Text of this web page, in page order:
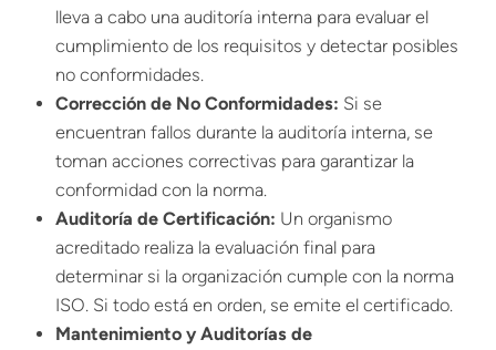
lleva a cabo una auditoría interna para evaluar el
cumplimiento de los requisitos y detectar posibles
no conformidades.
Corrección de No Conformidades: Si se
encuentran fallos durante la auditoría interna, se
toman acciones correctivas para garantizar la
conformidad con la norma.
Auditoría de Certificación: Un organismo
acreditado realiza la evaluación final para
determinar si la organización cumple con la norma
ISO. Si todo está en orden, se emite el certificado.
Mantenimiento y Auditorías de